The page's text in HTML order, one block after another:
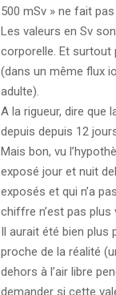
500 mSv » ne fait
Les valeurs en Sv
corporelle. Et surtout
(dans un même flux
adulte).
A la rigueur, dire que
depuis depuis 12
Mais bon, vu
exposé jour et nuit
exposés et qui n’a
chiffre n’est pas plus
Il aurait été bien plus
proche de la réalité
dehors à l’air libre
demander si cette